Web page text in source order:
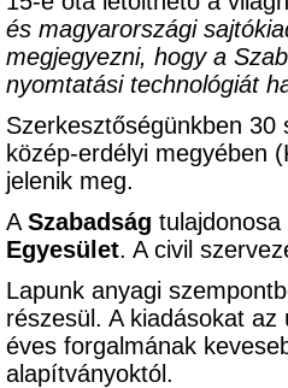
és magyarországi
megjegyezni, hogy a
nyomtatási technológiát
Szerkesztőségünkben
közép-erdélyi megyében
jelenik meg.
A Szabadság
Egyesület. A civil
Lapunk anyagi
részesül. A kiadásokat
éves forgalmának
alapítványoktól.